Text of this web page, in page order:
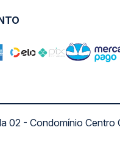
02 - Condomínio